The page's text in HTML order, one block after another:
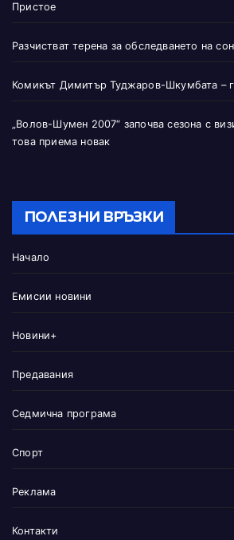
Пристое
Разчистват терена за обследването на
Комикът Димитър Туджаров-Шкумбата –
„Волов-Шумен 2007“ започва сезона с
това приема новак
ПОЛЕЗНИ ВРЪЗКИ
Начало
Емисии новини
Новини+
Предавания
Седмична програма
Спорт
Реклама
Контакти